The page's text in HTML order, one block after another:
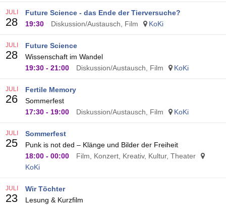
Future Science - das Ende der Tierversuche?
19:30
Diskussion/Austausch, Film KoKi
JULI
28
Future Science
Wissenschaft im Wandel
19:30 - 21:00 Diskussion/Austausch, Film KoKi
JULI
28
Fertile Memory
Sommerfest
17:30 - 19:00 Diskussion/Austausch, Film KoKi
JULI
26
Sommerfest
Punk is not ded – Klänge und Bilder der Freiheit
18:00 - 00:00
Film, Konzert, Kreativ, Kultur, Theater
KoKi
JULI
25
Wir Töchter
Lesung & Kurzfilm
JULI
23